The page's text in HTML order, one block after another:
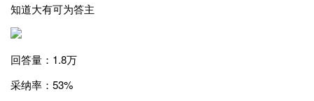
知道大有可为答主
回答量：1.8万
采纳率：53%